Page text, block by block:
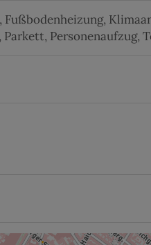
Fußbodenheizung
Parkett Personenaufzug